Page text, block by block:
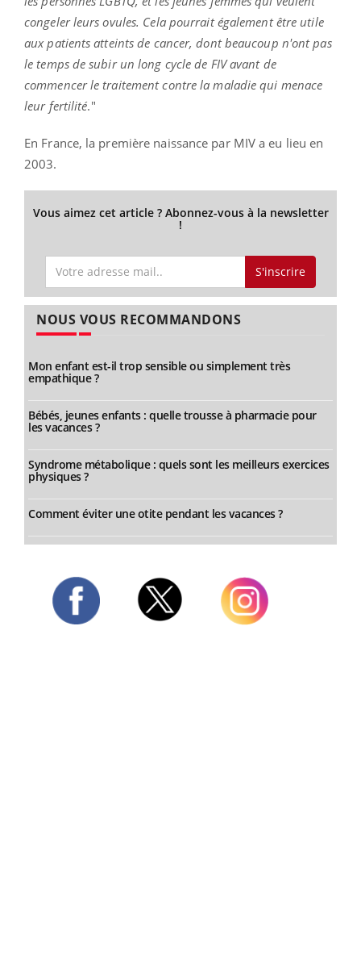
congeler leurs ovules. Cela pourrait également être utile
aux patients atteints de cancer, dont beaucoup n'ont pas
le temps de subir un long cycle de FIV avant de
commencer le traitement contre la maladie qui menace
leur fertilité."
En France, la première naissance par MIV a eu lieu en
2003.
Vous aimez cet article ? Abonnez-vous à la newsletter
!
S'inscrire
NOUS VOUS RECOMMANDONS
Mon enfant est-il trop sensible ou simplement très
empathique ?
Bébés, jeunes enfants : quelle trousse à pharmacie pour
les vacances ?
Syndrome métabolique : quels sont les meilleurs exercices
physiques ?
Comment éviter une otite pendant les vacances ?